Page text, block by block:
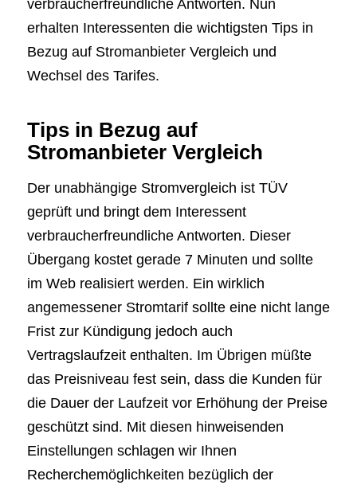
verbraucherfreundliche Antworten. Nun
erhalten Interessenten die wichtigsten Tips in
Bezug auf Stromanbieter Vergleich und
Wechsel des Tarifes.
Tips in Bezug auf
Stromanbieter Vergleich
Der unabhängige Stromvergleich ist TÜV
geprüft und bringt dem Interessent
verbraucherfreundliche Antworten. Dieser
Übergang kostet gerade 7 Minuten und sollte
im Web realisiert werden. Ein wirklich
angemessener Stromtarif sollte eine nicht lange
Frist zur Kündigung jedoch auch
Vertragslaufzeit enthalten. Im Übrigen müßte
das Preisniveau fest sein, dass die Kunden für
die Dauer der Laufzeit vor Erhöhung der Preise
geschützt sind. Mit diesen hinweisenden
Einstellungen schlagen wir Ihnen
Recherchemöglichkeiten bezüglich der